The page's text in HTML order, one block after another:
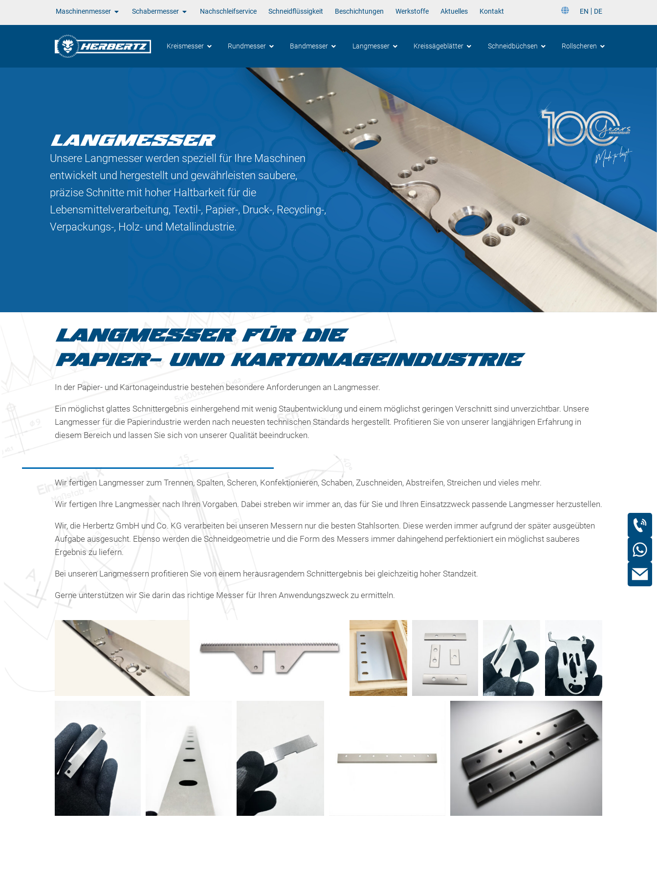
Maschinenmesser Schabermesser Nachschleifservice Schneidflüssigkeit Beschichtungen Werkstoffe Aktuelles Kontakt EN DE
Kreismesser Rundmesser Bandmesser Langmesser Kreissägeblätter Schneidbüchsen Rollscheren
LANGMESSER
Unsere Langmesser werden speziell für Ihre Maschinen
entwickelt und hergestellt und gewährleisten saubere,
präzise Schnitte mit hoher Haltbarkeit für die
Lebensmittelverarbeitung, Textil-, Papier-, Druck-, Recycling-,
Verpackungs-, Holz- und Metallindustrie.
LANGMESSER FÜR DIE
PAPIER- UND KARTONAGEINDUSTRIE
In der Papier- und Kartonageindustrie bestehen besondere Anforderungen an Langmesser.
Ein möglichst glattes Schnittergebnis einhergehend mit wenig Staubentwicklung und einem möglichst geringen Verschnitt sind unverzichtbar. Unsere
Langmesser für die Papierindustrie werden nach neuesten technischen Standards hergestellt. Profitieren Sie von unserer langjährigen Erfahrung in
diesem Bereich und lassen Sie sich von unserer Qualität beeindrucken.
Wir fertigen Langmesser zum Trennen, Spalten, Scheren, Konfektionieren, Schaben, Zuschneiden, Abstreifen, Streichen und vieles mehr.
Wir fertigen Ihre Langmesser nach Ihren Vorgaben. Dabei streben wir immer an, das für Sie und Ihren Einsatzzweck passende Langmesser herzustellen.
Wir, die Herbertz GmbH und Co. KG verarbeiten bei unseren Messern nur die besten Stahlsorten. Diese werden immer aufgrund der später ausgeübten
Aufgabe ausgesucht. Ebenso werden die Schneidgeometrie und die Form des Messers immer dahingehend perfektioniert ein möglichst sauberes
Ergebnis zu liefern.
Bei unseren Langmessern profitieren Sie von einem herausragendem Schnittergebnis bei gleichzeitig hoher Standzeit.
Gerne unterstützen wir Sie darin das richtige Messer für Ihren Anwendungszweck zu ermitteln.